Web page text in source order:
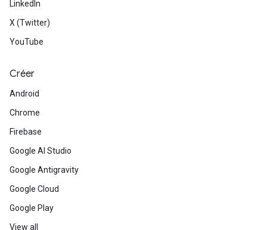
LinkedIn
X (Twitter)
YouTube
Créer
Android
Chrome
Firebase
Google AI Studio
Google Antigravity
Google Cloud
Google Play
View all